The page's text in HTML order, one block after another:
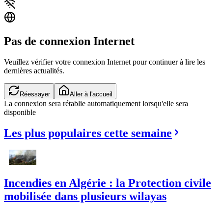
Pas de connexion Internet
Veuillez vérifier votre connexion Internet pour continuer à lire les
dernières actualités.
Réessayer Aller à l'accueil
La connexion sera rétablie automatiquement lorsqu'elle sera
disponible
Les plus populaires cette semaine
Incendies en Algérie : la Protection civile
mobilisée dans plusieurs wilayas